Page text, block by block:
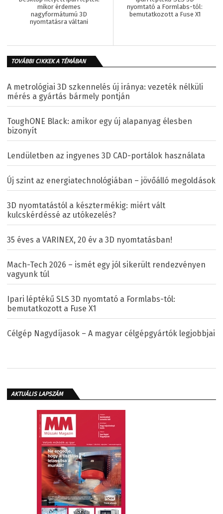
mikor érdemes
nagyformátumú 3D
nyomtatásra váltani
nyomtató a Formlabs-tól:
bemutatkozott a Fuse X1
TOVÁBBI CIKKEK A TÉMÁBAN
A metrológiai 3D szkennelés új iránya: vezeték nélküli
mérés a gyártás bármely pontján
ToughONE Black: amikor egy új alapanyag élesben
bizonyít
Lendületben az ingyenes 3D CAD-portálok használata
Új szint az energiatechnológiában – jövőálló megoldások
3D nyomtatástól a késztermékig: miért vált
kulcskérdéssé az utókezelés?
35 éves a VARINEX, 20 év a 3D nyomtatásban!
Mach-Tech 2026 – ismét egy jól sikerült rendezvényen
vagyunk túl
Ipari léptékű SLS 3D nyomtató a Formlabs-tól:
bemutatkozott a Fuse X1
Célgép Nagydíjasok – A magyar célgépgyártók legjobbjai
AKTUÁLIS LAPSZÁM